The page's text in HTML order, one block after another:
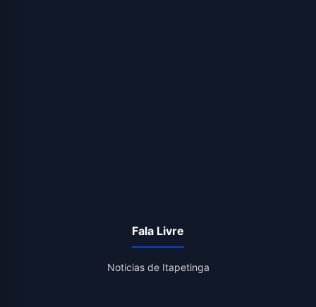
Fala Livre
Noticias de Itapetinga